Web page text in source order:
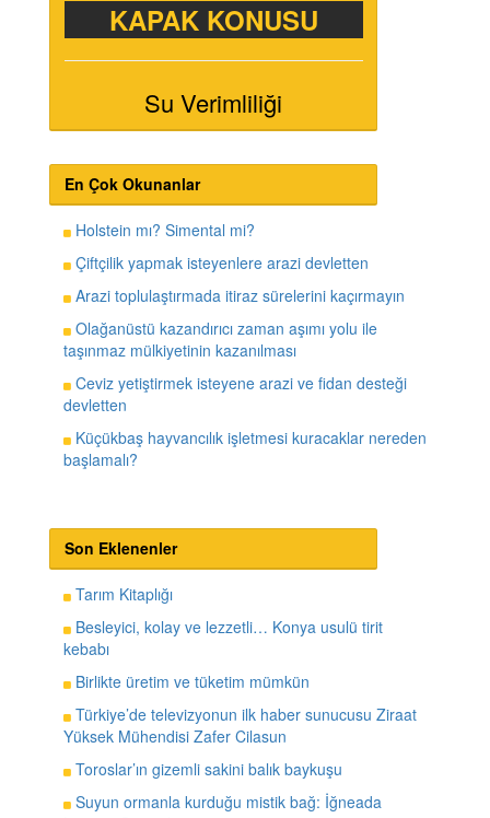
KAPAK KONUSU
Su Verimliliği
En Çok Okunanlar
Holstein mı? Simental mi?
Çiftçilik yapmak isteyenlere arazi devletten
Arazi toplulaştırmada itiraz sürelerini kaçırmayın
Olağanüstü kazandırıcı zaman aşımı yolu ile
taşınmaz mülkiyetinin kazanılması
Ceviz yetiştirmek isteyene arazi ve fidan desteği
devletten
Küçükbaş hayvancılık işletmesi kuracaklar nereden
başlamalı?
Son Eklenenler
Tarım Kitaplığı
Besleyici, kolay ve lezzetli… Konya usulü tirit
kebabı
Birlikte üretim ve tüketim mümkün
Türkiye’de televizyonun ilk haber sunucusu Ziraat
Yüksek Mühendisi Zafer Cilasun
Toroslar’ın gizemli sakini balık baykuşu
Suyun ormanla kurduğu mistik bağ: İğneada